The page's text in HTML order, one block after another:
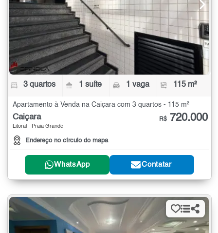
3 quartos 1 suíte 1 vaga 115 m²
Apartamento à Venda na Caiçara com 3 quartos - 115 m²
Caiçara
Litoral - Praia Grande
Endereço no círculo do mapa
R$ 720.000
WhatsApp Contatar